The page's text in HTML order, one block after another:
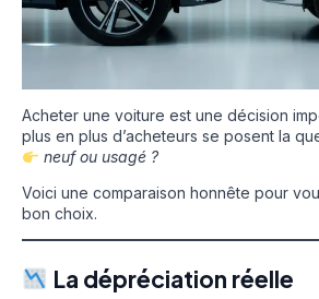
Acheter une voiture est une décision
plus en plus d’acheteurs se posent la
neuf ou usagé ?
Voici une comparaison honnête pour
bon choix.
La dépréciation réelle